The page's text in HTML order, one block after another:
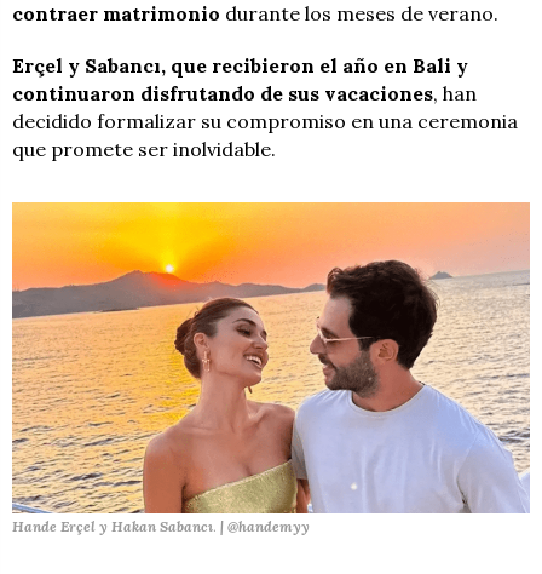
contraer matrimonio durante los meses de verano.
Erçel y Sabancı, que recibieron el año en Bali y
continuaron disfrutando de sus vacaciones, han
decidido formalizar su compromiso en una ceremonia
que promete ser inolvidable.
Hande Erçel y Hakan Sabancı. | @handemyy